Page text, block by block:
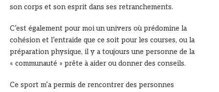
son corps et son esprit dans ses retranchements.
C’est également pour moi un univers où prédomine la
cohésion et l’entraide que ce soit pour les courses, ou la
préparation physique, il y a toujours une personne de la
« communauté » prête à aider ou donner des conseils.
Ce sport m’a permis de rencontrer des personnes